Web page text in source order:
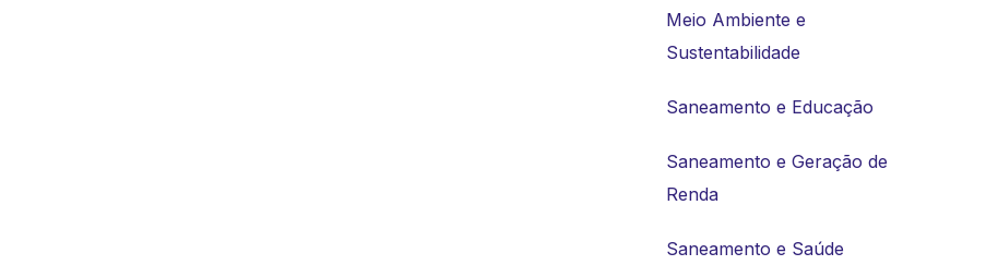
Meio Ambiente e
Sustentabilidade
Saneamento e Educação
Saneamento e Geração de
Renda
Saneamento e Saúde